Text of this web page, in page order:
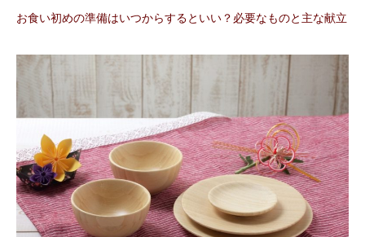
お食い初めの準備はいつからするといい？必要なものと主な献立